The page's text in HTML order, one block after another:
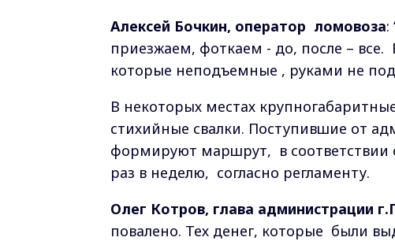
Алексей Бочкин, оператор ломовоза:
приезжаем, фоткаем - до, после –
которые неподъемные , руками не
В некоторых местах
стихийные свалки. Поступившие от
формируют маршрут, в соответствии
раз в неделю, согласно регламенту.
Олег Котров, глава администрации
повалено. Тех денег, которые были